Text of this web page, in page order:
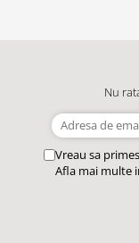
Nu
Vreau sa
Afla mai multe